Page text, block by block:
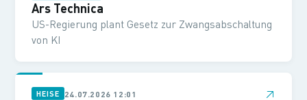
Ars Technica
US-Regierung plant Gesetz zur Zwangsabschaltung
von KI
HEISE 24.07.2026 12:01 ↗